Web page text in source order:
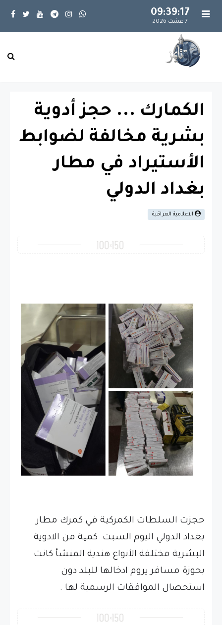
09:39:17
7 غشت 2026
الكمارك ... حجز أدوية
بشرية مخالفة لضوابط
الأستيراد في مطار
بغداد الدولي
الاعلامية العراقية
حجزت السلطات الكمركية في كمرك مطار
بغداد الدولي اليوم السبت كمية من الادوية
البشرية مختلفة الأنواع هندية المنشأ كانت
بحوزة مسافر يروم ادخالها للبلد دون
استحصال الموافقات الرسمية لها .